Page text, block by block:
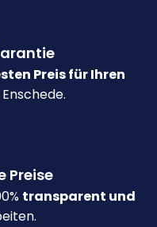
Preis für Ihren
Preise
transparent und